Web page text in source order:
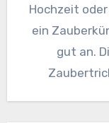
Hochzeit
ein
gut an.